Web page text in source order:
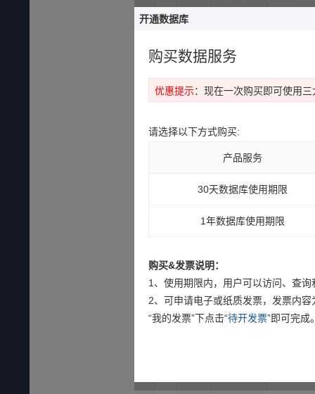
5 刘胤宏
6
开通数据库
购买数据服务
优惠提示：现在一次购买即可使用
请选择以下方式购买:
产品服务
30天数据库使用期限
1年数据库使用期限
购买&发票说明：
1、使用期限内，用户可以访问、查
2、可申请电子或纸质发票，发票内
“我的发票”下点击“待开发票”即可完成